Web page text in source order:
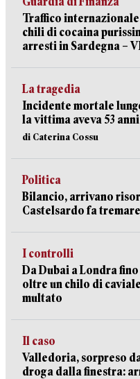
Traffico
chili di cocaina
arresti in Sardegna –
La tragedia
Incidente mortale
la vittima aveva 53
di Caterina Cossu
Politica
Bilancio, arrivano
Castelsardo fa
I controlli
Da Dubai a Londra
oltre un chilo di
multato
Il caso
Valledoria, sorpreso
droga dalla finestra: